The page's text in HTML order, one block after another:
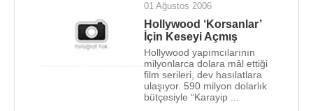
Amidalanın yerine geçen nedime) olarak kendini
gösterdi. İlk başrolünü 2001'de tv yapımı Princess
of Thieves'de,Robin Hood
'un kızı olarak oynadı.
Bu süre içinde 2001 yılında The Hole ve 2002
Doctor Zhivagofilmlerinde göründü. Ama
parladığı rol, hiç beklenmedik bir filmdi. 2002
01 Ağustos 2006
Hollywood ‘Korsanlar’
İçin Keseyi Açmış
Hollywood yapımcılarının
milyonlarca dolara mâl ettiği
film serileri, dev hasılatlara
ulaşıyor. 590 milyon dolarlık
bütçesiyle “Karayip ...